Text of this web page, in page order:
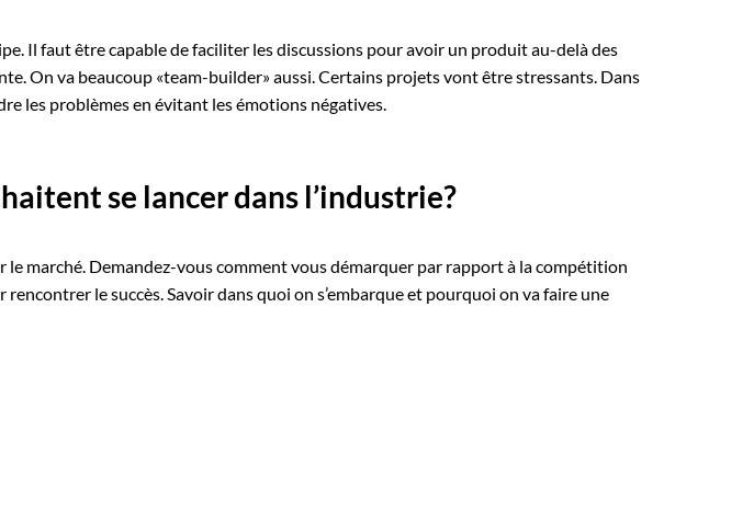
Il faut être capable de faciliter les discussions pour avoir un produit au-delà des
On va beaucoup «team-builder» aussi. Certains projets vont être stressants. Dans
les problèmes en évitant les émotions négatives.
se lancer dans l’industrie?
marché. Demandez-vous comment vous démarquer par rapport à la compétition
le succès. Savoir dans quoi on s’embarque et pourquoi on va faire une